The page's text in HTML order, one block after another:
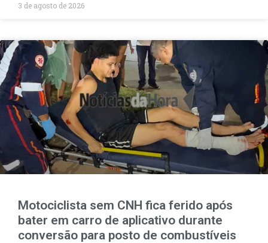
3 de agosto de 2026
Motociclista sem CNH fica ferido após
bater em carro de aplicativo durante
conversão para posto de combustíveis